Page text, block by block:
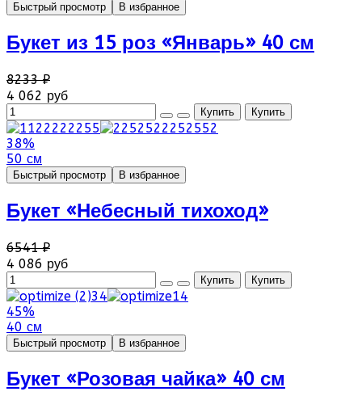
Быстрый просмотр В избранное
Букет из 15 роз «Январь» 40 см
8233 ₽
4 062 руб
38%
50 см
Быстрый просмотр В избранное
Букет «Небесный тихоход»
6541 ₽
4 086 руб
45%
40 см
Быстрый просмотр В избранное
Букет «Розовая чайка» 40 см